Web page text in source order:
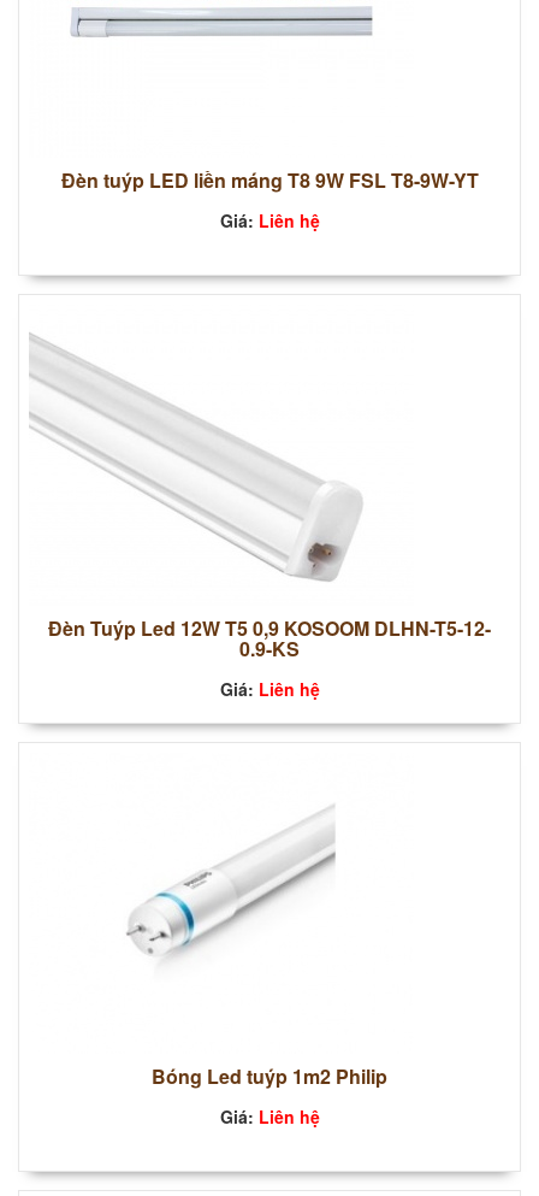
Đèn tuýp LED liền máng T8 9W FSL T8-9W-YT
Giá: Liên hệ
Đèn Tuýp Led 12W T5 0,9 KOSOOM DLHN-T5-12-
0.9-KS
Giá: Liên hệ
Bóng Led tuýp 1m2 Philip
Giá: Liên hệ